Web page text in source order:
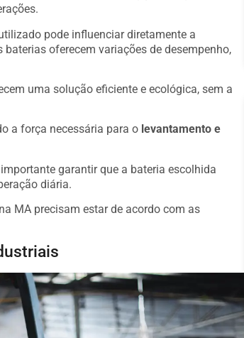
pode influenciar diretamente a
baterias oferecem variações de desempenho,
uma solução eficiente e ecológica, sem a
a força necessária para o levantamento e
garantir que a bateria escolhida
diária.
MA precisam estar de acordo com as